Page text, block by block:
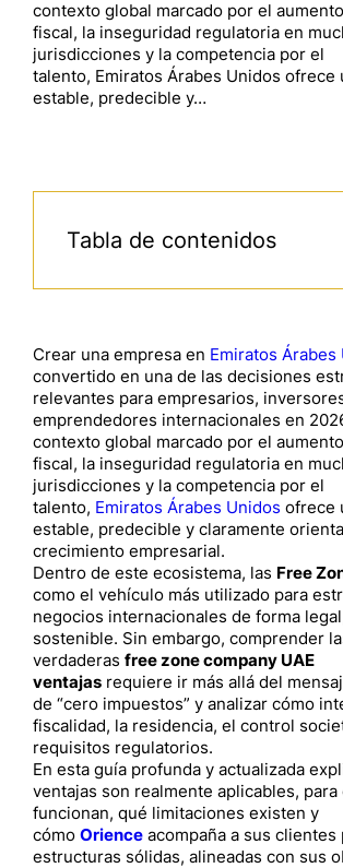
contexto global marcado por el
fiscal, la inseguridad regulatoria en
jurisdicciones y la competencia por el
talento, Emiratos Árabes Unidos ofrece
estable, predecible y…
Tabla de contenidos
Crear una empresa en Emiratos Árabes
convertido en una de las decisiones
relevantes para empresarios,
emprendedores internacionales en
contexto global marcado por el
fiscal, la inseguridad regulatoria en
jurisdicciones y la competencia por el
talento, Emiratos Árabes Unidos ofrece
estable, predecible y claramente
crecimiento empresarial.
Dentro de este ecosistema, las Free
como el vehículo más utilizado para
negocios internacionales de forma
sostenible. Sin embargo, comprender
verdaderas free zone company UAE
ventajas requiere ir más allá del
de “cero impuestos” y analizar cómo
fiscalidad, la residencia, el control
requisitos regulatorios.
En esta guía profunda y actualizada
ventajas son realmente aplicables,
funcionan, qué limitaciones existen y
cómo Orience acompaña a sus clientes
estructuras sólidas, alineadas con sus